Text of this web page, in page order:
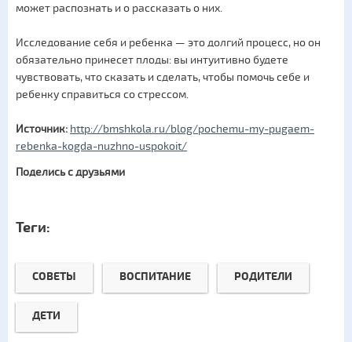
может распознать и о рассказать о них.
Исследование себя и ребенка — это долгий процесс, но он
обязательно принесет плоды: вы интуитивно будете
чувствовать, что сказать и сделать, чтобы помочь себе и
ребенку справиться со стрессом.
Источник: http://bmshkola.ru/blog/pochemu-my-pugaem-
rebenka-kogda-nuzhno-uspokoit/
Поделись с друзьями
Теги:
СОВЕТЫ ВОСПИТАНИЕ РОДИТЕЛИ
ДЕТИ